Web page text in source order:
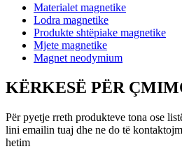
Materialet magnetike
Lodra magnetike
Produkte shtëpiake magnetike
Mjete magnetike
Magnet neodymium
KËRKESË PËR
Për pyetje rreth produkteve tona ose
lini emailin tuaj dhe ne do të
hetim